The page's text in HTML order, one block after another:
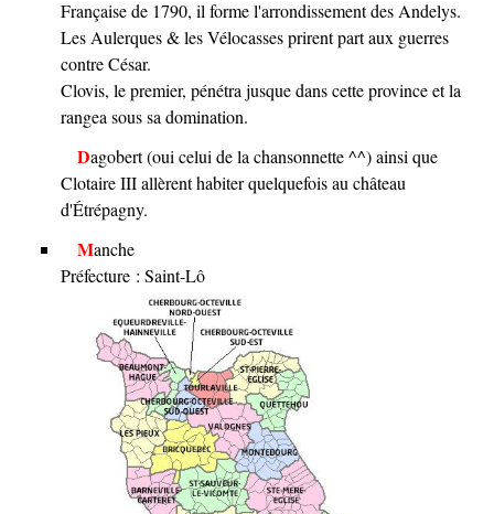
Française de 1790, il forme l'arrondissement des Andelys.
Les Aulerques & les Vélocasses prirent part aux guerres
contre César.
Clovis, le premier, pénétra jusque dans cette province et la
rangea sous sa domination.
Dagobert (oui celui de la chansonnette ^^) ainsi que
Clotaire III allèrent habiter quelquefois au château
d'Étrépagny.
Manche
Préfecture : Saint-Lô